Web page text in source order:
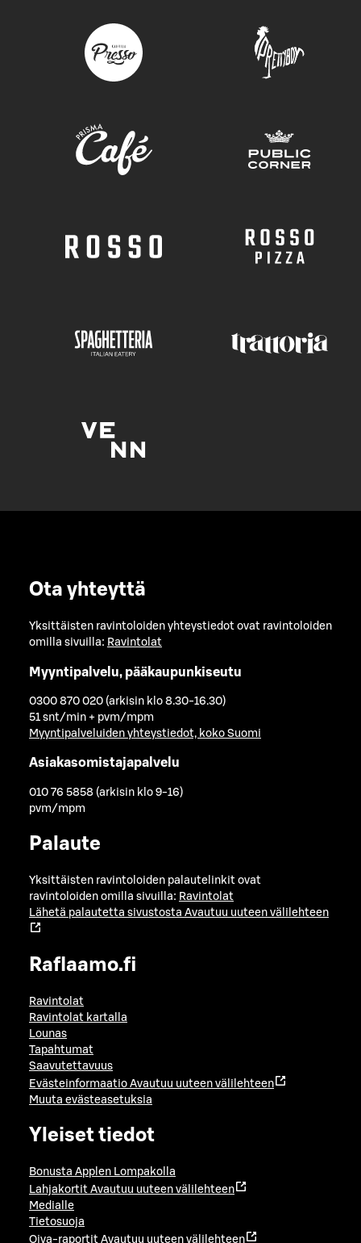
Ota yhteyttä
Yksittäisten ravintoloiden yhteystiedot ovat ravintoloiden
omilla sivuilla: Ravintolat
Myyntipalvelu, pääkaupunkiseutu
0300 870 020 (arkisin klo 8.30-16.30)
51 snt/min + pvm/mpm
Myyntipalveluiden yhteystiedot, koko Suomi
Asiakasomistajapalvelu
010 76 5858 (arkisin klo 9-16)
pvm/mpm
Palaute
Yksittäisten ravintoloiden palautelinkit ovat
ravintoloiden omilla sivuilla: Ravintolat
Lähetä palautetta sivustosta Avautuu uuteen välilehteen
Raflaamo.fi
Ravintolat
Ravintolat kartalla
Lounas
Tapahtumat
Saavutettavuus
Evästeinformaatio Avautuu uuteen välilehteen
Muuta evästeasetuksia
Yleiset tiedot
Bonusta Applen Lompakolla
Lahjakortit Avautuu uuteen välilehteen
Medialle
Tietosuoja
Oiva-raportit Avautuu uuteen välilehteen